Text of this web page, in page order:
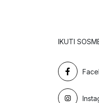
IKUTI